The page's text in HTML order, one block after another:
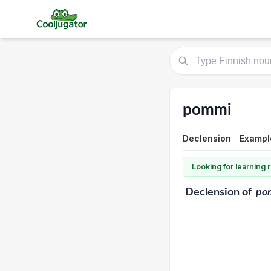
pommi
Declension
Looking for learning
Declensionof